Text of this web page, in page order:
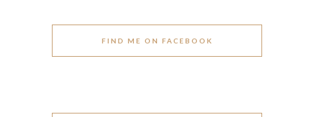
FIND ME ON FACEBOOK